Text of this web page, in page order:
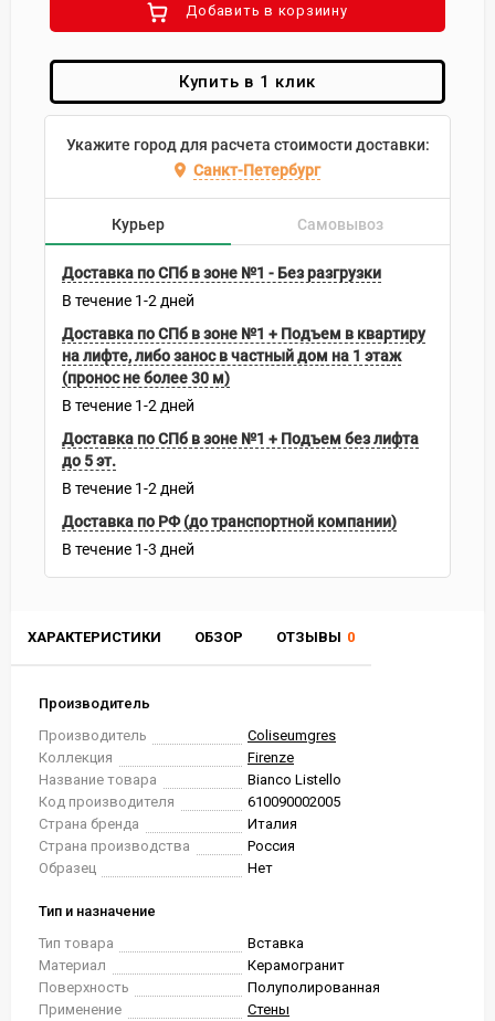
ХАРАКТЕРИСТИКИ ОБЗОР ОТЗЫВЫ 0
Производитель
Производитель
Coliseumgres
Коллекция
Firenze
Название товара
Bianco Listello
Код производителя
610090002005
Страна бренда
Италия
Страна производства
Россия
Образец
Нет
Тип и назначение
Тип товара
Вставка
Материал
Керамогранит
Поверхность
Полуполированная
Применение
Стены
Добавить в корзиину
Купить в 1 клик
Укажите город для расчета стоимости доставки:
Санкт-Петербург
Курьер Самовывоз
Доставка по СПб в зоне №1 - Без разгрузки
В течение 1-2 дней
Доставка по СПб в зоне №1 + Подъем в квартиру
на лифте, либо занос в частный дом на 1 этаж
(пронос не более 30 м)
В течение 1-2 дней
Доставка по СПб в зоне №1 + Подъем без лифта
до 5 эт.
В течение 1-2 дней
Доставка по РФ (до транспортной компании)
В течение 1-3 дней